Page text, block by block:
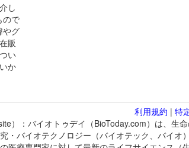
し
ので
やグ
販
い
か
利用規約 | 特
）：バイオトゥデイ（BioToday.com）は、生
・バイオテクノロジー（バイオテック、バイ